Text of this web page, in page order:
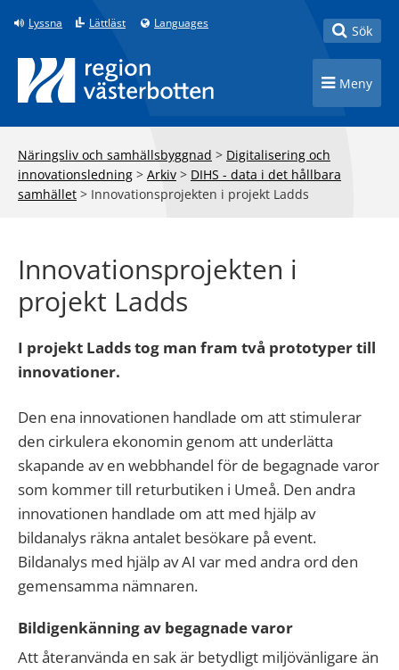
Till innehåll på sidan
Lyssna Lättläst Languages Toggle
Sök
Toggle
Meny
Näringsliv och samhällsbyggnad > Digitalisering och
innovationsledning > Arkiv > DIHS - data i det hållbara
samhället > Innovationsprojekten i projekt Ladds
Innovationsprojekten i
projekt Ladds
I projekt Ladds tog man fram två prototyper till
innovationer.
Den ena innovationen handlade om att stimulerar
den cirkulera ekonomin genom att underlätta
skapande av en webbhandel för de begagnade varor
som kommer till returbutiken i Umeå. Den andra
innovationen handlade om att med hjälp av
bildanalys räkna antalet besökare på event.
Bildanalys med hjälp av AI var med andra ord den
gemensamma nämnaren.
Bildigenkänning av begagnade varor
Att återanvända en sak är betydligt miljövänligare än